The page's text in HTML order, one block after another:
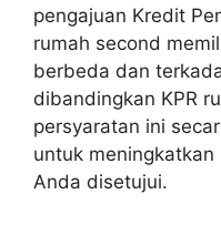
pengajuan Kredit
rumah second
berbeda dan
dibandingkan KPR
persyaratan ini
untuk meningkatkan
Anda disetujui.